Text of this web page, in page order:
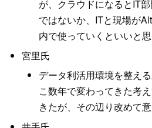
が、クラウドになるとIT
ではないか、ITと現場が
内で使っていくといいと思
宮里氏
データ利活用環境を整え
こ数年で変わってきた考
きたが、その辺り改めて